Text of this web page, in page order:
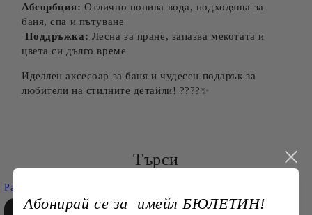
Абсорбция: Отлично попива вода, подходяща за
баня, спа и пътуване
Поддръжка: Лесна за пране, запазва мекотата и
цвета си дълго време
Идеален аксесоар за баня и чудесен подарък за
любители на стилните детайли! ????✨
Търси
Разширено търсене
Абонирай се за имейл БЮЛЕТИН!